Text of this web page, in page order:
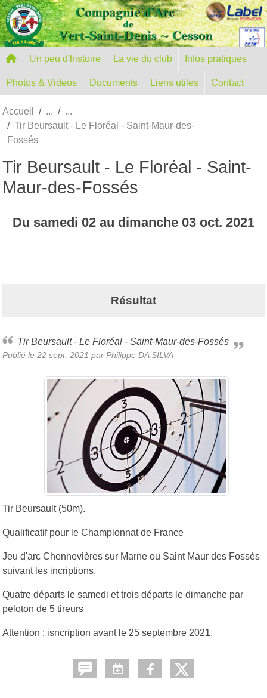
Un peu d'histoire La vie du club Infos pratiques
Photos & Videos Documents Liens utiles Contact
Accueil
Tir Beursault - Le Floréal - Saint-Maur-des-
Fossés
Tir Beursault - Le Floréal - Saint-
Maur-des-Fossés
Du samedi 02 au dimanche 03 oct. 2021
Résultat
Tir Beursault - Le Floréal - Saint-Maur-des-Fossés
Publié le 22 sept. 2021 par Philippe DA SILVA
Tir Beursault (50m).
Qualificatif pour le Championnat de France
Jeu d'arc Chennevières sur Marne ou Saint Maur des Fossés
suivant les incriptions.
Quatre départs le samedi et trois départs le dimanche par
peloton de 5 tireurs
Attention : isncription avant le 25 septembre 2021.
Panneau de gestion des cookies